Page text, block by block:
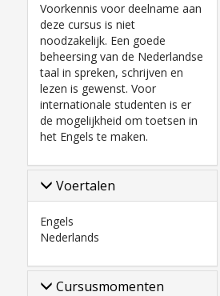
Voorkennis voor deelname aan
deze cursus is niet
noodzakelijk. Een goede
beheersing van de Nederlandse
taal in spreken, schrijven en
lezen is gewenst. Voor
internationale studenten is er
de mogelijkheid om toetsen in
het Engels te maken.
Voertalen
Engels
Nederlands
Cursusmomenten